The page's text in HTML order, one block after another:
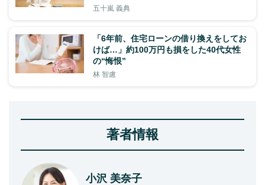
五十嵐 義典
「6年前、住宅ローンの借り換えをしてお
けば…」約100万円も損をした40代女性
の“悔恨”
林 智慮
著者情報
小沢 美奈子